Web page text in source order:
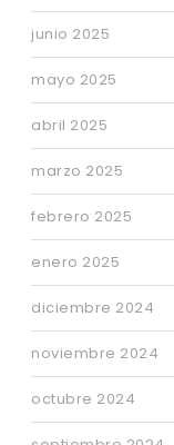
junio 2025
mayo 2025
abril 2025
marzo 2025
febrero 2025
enero 2025
diciembre 2024
noviembre 2024
octubre 2024